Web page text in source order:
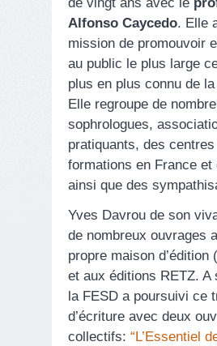
Alfonso Caycedo. Elle
mission de promouvoir
au public le plus large
plus en plus connu de
Elle regroupe de
sophrologues,
pratiquants, des centres
formations en France et
ainsi que des
Yves Davrou de son
de nombreux ouvrages
propre maison d’édition
et aux éditions RETZ. A
la FESD a poursuivi ce
d’écriture avec deux
collectifs: “L’Essentiel